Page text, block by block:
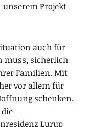
unserem Projekt
auch für
muss, sicherlich
Familien. Mit
vor allem für
schenken.
Lurup